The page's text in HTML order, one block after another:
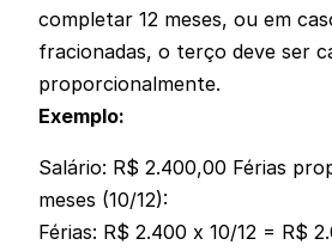
completar 12 meses, ou em
fracionadas, o terço deve ser
proporcionalmente.
Exemplo:
Salário: R$ 2.400,00 Férias
meses (10/12):
Férias: R$ 2.400 x 10/12 = R$